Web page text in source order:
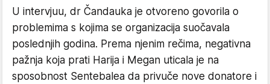
U intervjuu, dr Čandauka je otvoreno govorila o
problemima s kojima se organizacija suočavala
poslednjih godina. Prema njenim rečima, negativna
pažnja koja prati Harija i Megan uticala je na
sposobnost Sentebalea da privuče nove donatore i